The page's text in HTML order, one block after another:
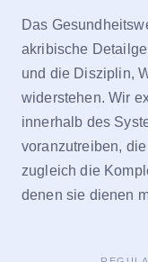
Das
akribische
und die Disziplin,
widerstehen. Wir
innerhalb des
voranzutreiben,
zugleich die
denen sie dienen